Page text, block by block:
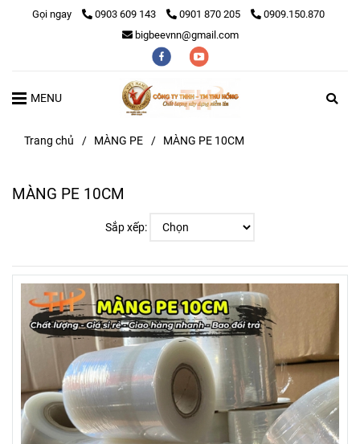
Gọi ngay 0903 609 143 0901 870 205
0909.150.870
bigbeevnn@gmail.com
MENU
Trang chủ / MÀNG PE / MÀNG PE 10CM
MÀNG PE 10CM
Sắp xếp: